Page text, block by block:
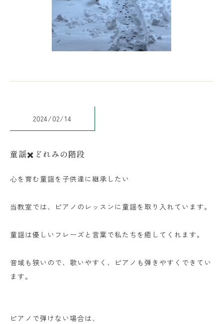
2024/02/14
童謡✖️どれみの階段
心を育む童謡を子供達に継承したい
当教室では、ピアノのレッスンに童謡を取り入れています。
童謡は優しいフレーズと言葉で私たちを癒してくれます。
音域も狭いので、歌いやすく、ピアノも弾きやすくできてい
ます。
ピアノで弾けない場合は、